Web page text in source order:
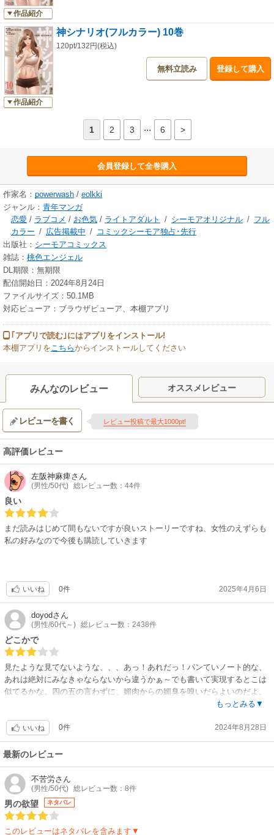
作品紹介
作品紹介
神シナリオ(フルカラー) 10巻
120pt/132円(税込)
無料立読み 登録して購入
1 2 3 ... 6 >
会員登録して全巻購入
作家名： powerwash / eolkki
ジャンル： 青年マンガ
恋愛 / ラブコメ / お色気 / ライトアダルト / シーモアオリジナル / フル
カラー / 広告掲載中 / コミックシーモア独占･先行
出版社： シーモアコミックス
雑誌： 桃色エンジェル
DL期限：無期限
配信開始日：2024年8月24日
ファイルサイズ：50.1MB
対応ビューア：ブラウザビューア、本棚アプリ
｢アプリで読む｣にはアプリをインストール!
本棚アプリをこちらからインストールしてください
みんなのレビュー オススメレビュー
レビューを書く レビュー投稿で最大1000pt!
高評価レビュー
左阪神麻痺さん
(男性/50代) 総レビュー数：44件
良い
まだ読みはじめて間もないですが良いストーリーですね、女性のえずらも
私の好みなので今後も購読していきます
いいね 0件 2025年4月6日
doyodさん
(男性/60代～) 総レビュー数：2438件
どこかで
見たような見てないような、、、あっ！あれだっ！パンていノート的な、
あれは絶対にみなきゃならないから違うかぁ～でも書いて実現するとこは
似てるかな。四の五の言わずに、媚肉からの媚臭を嗅いだらよいのだよ。
もっとみる▼
いいね 0件 2024年8月28日
最新のレビュー
不苦労さん
(男性/50代) 総レビュー数：8件
男の欲望 ネタバレ
このレビューはネタバレを含みます▼